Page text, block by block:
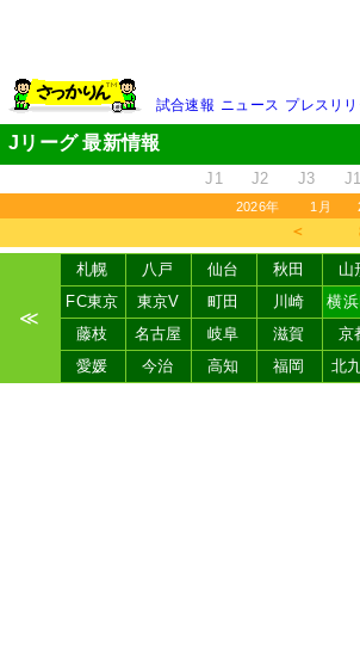
試合速報 ニュース プレスリ
Jリーグ 最新情報
J1 J2 J3
2026年 1月
＜
≪
札幌 八戸 仙台 秋田 山
FC東京
東京V 町田 川崎 横
藤枝
名古屋 岐阜 滋賀 京
愛媛
今治 高知 福岡 北